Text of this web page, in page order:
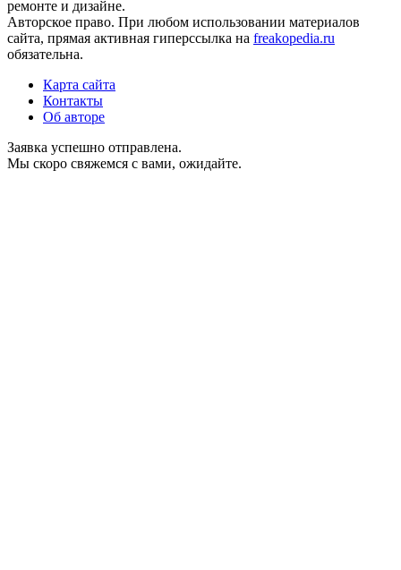
ремонте и дизайне.
Авторское право. При любом использовании материалов
сайта, прямая активная гиперссылка на freakopedia.ru
обязательна.
Карта сайта
Контакты
Об авторе
Заявка успешно отправлена.
Мы скоро свяжемся с вами, ожидайте.